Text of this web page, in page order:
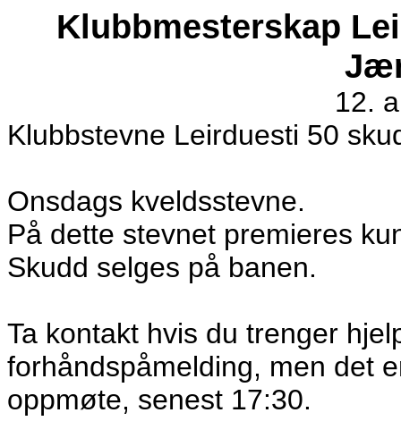
Klubbmesterskap
12.
Klubbstevne Leirduesti 50
Onsdags kveldsstevne.
På dette stevnet premieres
Skudd selges på banen.
Ta kontakt hvis du trenger
forhåndspåmelding, men det
oppmøte, senest 17:30.